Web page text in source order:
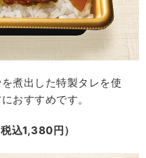
煮出した特製タレを使
おすすめです。
込1,380円）